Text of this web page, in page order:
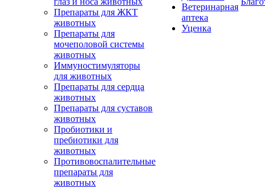
Препараты для ЖКТ
животных
Препараты для
мочеполовой системы
животных
Иммуностимуляторы
для животных
Препараты для сердца
животных
Препараты для суставов
животных
Пробиотики и
пребиотики для
животных
Противовоспалительные
препараты для
животных
Ветеринарная
аптека
Уценка